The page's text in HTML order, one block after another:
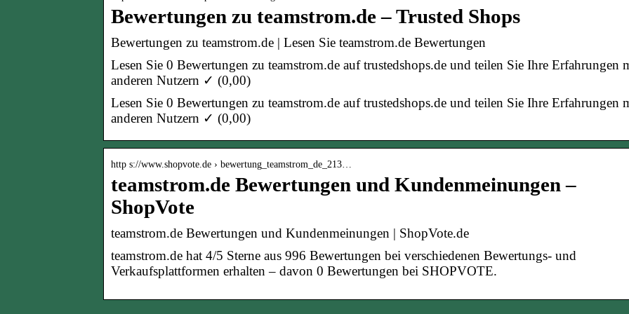
Bewertungen zu teamstrom.de – Trusted Shops
Bewertungen zu teamstrom.de | Lesen Sie teamstrom.de Bewertungen
Lesen Sie 0 Bewertungen zu teamstrom.de auf trustedshops.de und teilen Sie Ihre Erfahrungen
anderen Nutzern ✓ (0,00)
Lesen Sie 0 Bewertungen zu teamstrom.de auf trustedshops.de und teilen Sie Ihre Erfahrungen
anderen Nutzern ✓ (0,00)
http s://www.shopvote.de › bewertung_teamstrom_de_213…
teamstrom.de Bewertungen und Kundenmeinungen –
ShopVote
teamstrom.de Bewertungen und Kundenmeinungen | ShopVote.de
teamstrom.de hat 4/5 Sterne aus 996 Bewertungen bei verschiedenen Bewertungs- und
Verkaufsplattformen erhalten – davon 0 Bewertungen bei SHOPVOTE.